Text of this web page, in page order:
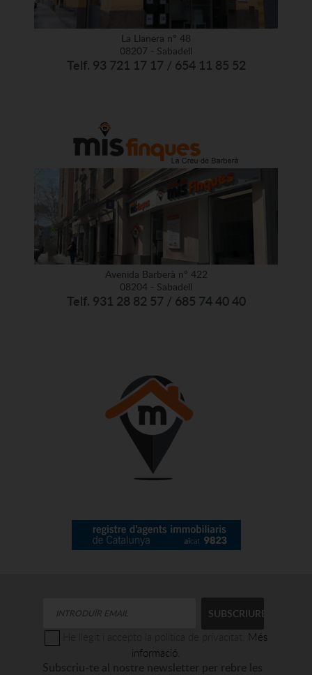
La Llanera nº 48
08207 - Sabadell
Telf. 93 721 17 17 / 654 11 85 52
Avenida Barberà nº 422
08204 - Sabadell
Telf. 931 28 82 57 / 685 74 40 40
Més
informació.
Subscriu-te al nostre newsletter per rebre les